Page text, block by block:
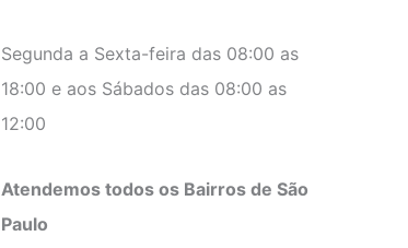
Segunda a Sexta-feira das 08:00 as
18:00 e aos Sábados das 08:00 as
12:00
Atendemos todos os Bairros de São
Paulo